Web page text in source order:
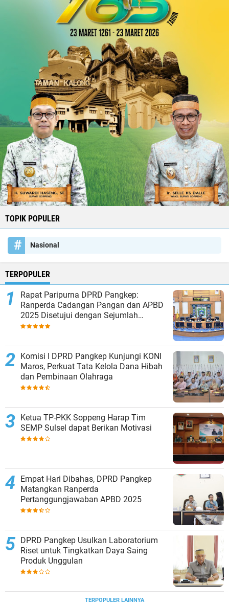
TOPIK POPULER
Nasional
TERPOPULER
Rapat Paripurna DPRD Pangkep:
Ranperda Cadangan Pangan dan APBD
2025 Disetujui dengan Sejumlah
Catatan
Komisi I DPRD Pangkep Kunjungi KONI
Maros, Perkuat Tata Kelola Dana Hibah
dan Pembinaan Olahraga
Ketua TP-PKK Soppeng Harap Tim
SEMP Sulsel dapat Berikan Motivasi
Empat Hari Dibahas, DPRD Pangkep
Matangkan Ranperda
Pertanggungjawaban APBD 2025
DPRD Pangkep Usulkan Laboratorium
Riset untuk Tingkatkan Daya Saing
Produk Unggulan
TERPOPULER LAINNYA